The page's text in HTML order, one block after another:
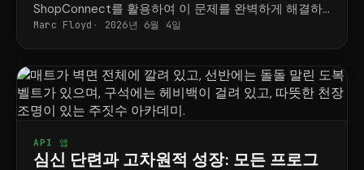
ShopConnect를 활용하여 이 문제를 완벽하게 해결하
는 방법을 소개합니다.
Marc Floyd 2026년 6월 4일
API 앱
심신 단련과 고차원적 성장: 모든 프로그